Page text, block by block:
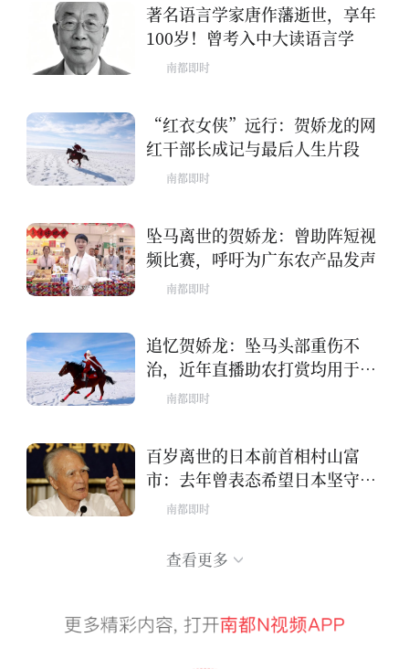
著名语言学家唐作藩逝世，享年
100岁！曾考入中大读语言学
南都即时
“红衣女侠”远行：贺娇龙的网
红干部长成记与最后人生片段
南都即时
坠马离世的贺娇龙：曾助阵短视
频比赛，呼吁为广东农产品发声
南都即时
追忆贺娇龙：坠马头部重伤不
治，近年直播助农打赏均用于公
南都即时
百岁离世的日本前首相村山富
市：去年曾表态希望日本坚守和
南都即时
查看更多